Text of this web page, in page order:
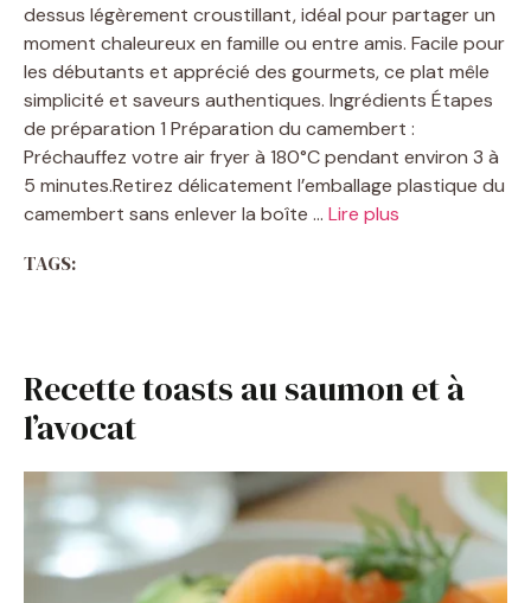
dessus légèrement croustillant, idéal pour partager un
moment chaleureux en famille ou entre amis. Facile pour
les débutants et apprécié des gourmets, ce plat mêle
simplicité et saveurs authentiques. Ingrédients Étapes
de préparation 1 Préparation du camembert :
Préchauffez votre air fryer à 180°C pendant environ 3 à
5 minutes.Retirez délicatement l’emballage plastique du
camembert sans enlever la boîte … Lire plus
TAGS:
Recette toasts au saumon et à
l’avocat